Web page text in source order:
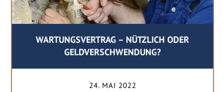
WARTUNGSVERTRAG – NÜTZLICH ODER
GELDVERSCHWENDUNG?
24. MAI 2022